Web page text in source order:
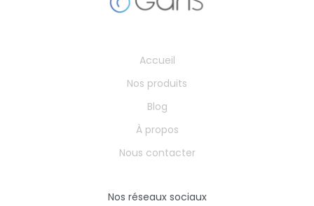
Accueil
Nos produits
Blog
À propos
Nous contacter
Nos réseaux sociaux